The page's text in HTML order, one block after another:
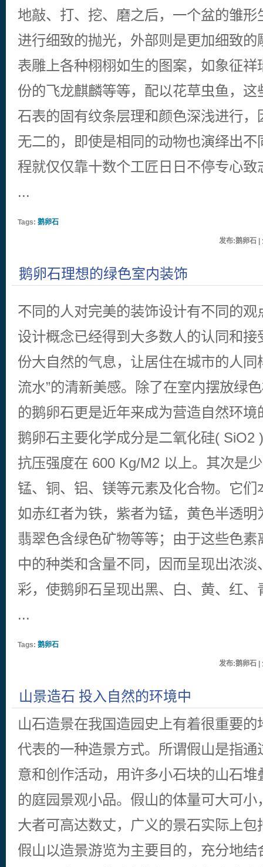
地敲、打、挖、磨之后，一个盆的雏
进行细致的抛光，外部则是更加细致
表雕上各种栩栩如生的图案，如象征
份的飞龙麒麟等等，配以花草虫鱼，
石表的固有纹条层理和颜色深浅进行
无二的，即使是相同的动物也演绎出
程就仅仅靠十数个工匠日日不停专心致
...
Tags: 鹅卵石
发布:鹅卵石 |
鹅卵石理想的绿色室内装饰
不同的人对完美的装饰设计有不同的
设计概念已经得到大多数人的认同和
份大自然的气息，让居住在城市的人同
流水”的清新美感。除了在室内摆放绿
的鹅卵石更是近年来成为营造自然环境
鹅卵石主要化学成分是二氧化硅( SiO2
抗压强度在 600 Kg/M2 以上。其次是
锰、铜、铝、镁等元素及化合物。它
如赤红者为铁，紫者为锰，黄色半透
翡翠色含绿色矿物等等；由于这些色
中的种类和含量不同，因而呈现出浓
彩，使鹅卵石呈现出黑、白、黄、红、
...
Tags: 鹅卵石
发布:鹅卵石 |
山景造石 投入自然的环境中
山石造景在我国造园史上有着很重要
代表的一种造景方式。所谓假山是指
意和创作活动，用许多小石块的山石
的庭园景观小品。假山的体量可大可
大者可高达数丈，广义的景石实际上
假山以造景游览为主要目的，充分地